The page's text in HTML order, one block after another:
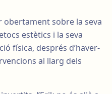
obertament sobre la seva
estètics i la seva
física, després d’haver-
al llarg dels